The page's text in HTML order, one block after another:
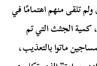
ولم تلقى منهم اهتمامًا في
كمية الجثث التي تم
ماتوا بالتعذيب،